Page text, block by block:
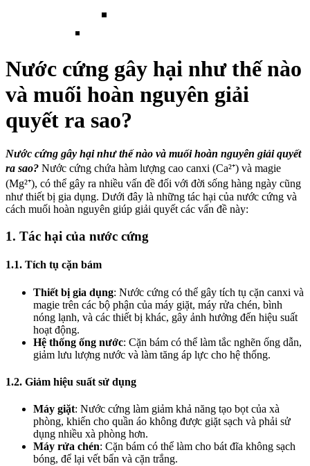
Nước cứng gây hại như thế nào
và muối hoàn nguyên giải
quyết ra sao?
Nước cứng gây hại như thế nào và muối hoàn nguyên giải quyết
ra sao? Nước cứng chứa hàm lượng cao canxi (Ca²⁺) và magie
(Mg²⁺), có thể gây ra nhiều vấn đề đối với đời sống hàng ngày cũng
như thiết bị gia dụng. Dưới đây là những tác hại của nước cứng và
cách muối hoàn nguyên giúp giải quyết các vấn đề này:
1. Tác hại của nước cứng
1.1. Tích tụ cặn bám
Thiết bị gia dụng: Nước cứng có thể gây tích tụ cặn canxi và
magie trên các bộ phận của máy giặt, máy rửa chén, bình
nóng lạnh, và các thiết bị khác, gây ảnh hưởng đến hiệu suất
hoạt động.
Hệ thống ống nước: Cặn bám có thể làm tắc nghẽn ống dẫn,
giảm lưu lượng nước và làm tăng áp lực cho hệ thống.
1.2. Giảm hiệu suất sử dụng
Máy giặt: Nước cứng làm giảm khả năng tạo bọt của xà
phòng, khiến cho quần áo không được giặt sạch và phải sử
dụng nhiều xà phòng hơn.
Máy rửa chén: Cặn bám có thể làm cho bát đĩa không sạch
bóng, để lại vết bẩn và cặn trắng.